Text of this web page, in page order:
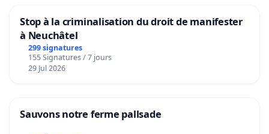
Stop à la criminalisation du droit de manifester
à Neuchâtel
299 signatures
155 Signatures / 7 jours
29 Jul 2026
Sauvons notre ferme pallsade